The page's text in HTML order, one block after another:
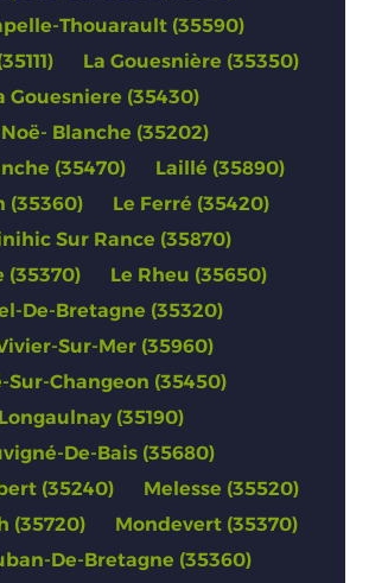
Thouarault (35590)
La Gouesnière (35350)
Gouesniere (35430)
Noë- Blanche (35202)
(35470)
Laillé (35890)
(35360)
Le Ferré (35420)
Sur Rance (35870)
(35370)
Le Rheu (35650)
De-Bretagne (35320)
Sur-Mer (35960)
Sur-Changeon (35450)
Longaulnay (35190)
De-Bais (35680)
(35240)
Melesse (35520)
(35720)
Mondevert (35370)
De-Bretagne (35360)